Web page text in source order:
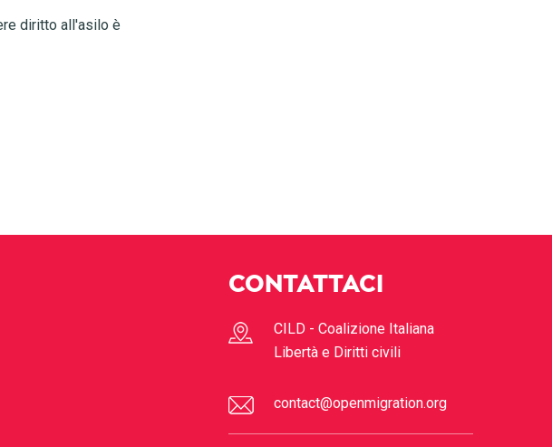
diritto all'asilo è
CONTATTACI
CILD - Coalizione Italiana
Libertà e Diritti civili
contact@openmigration.org